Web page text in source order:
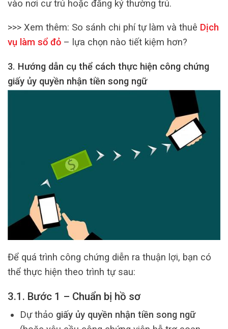
vào nơi cư trú hoặc đăng ký thường trú.
>>> Xem thêm: So sánh chi phí tự làm và thuê Dịch
vụ làm sổ đỏ – lựa chọn nào tiết kiệm hơn?
3. Hướng dẫn cụ thể cách thực hiện công chứng
giấy ủy quyền nhận tiền song ngữ
Để quá trình công chứng diễn ra thuận lợi, bạn có
thể thực hiện theo trình tự sau:
3.1. Bước 1 – Chuẩn bị hồ sơ
Dự thảo giấy ủy quyền nhận tiền song ngữ